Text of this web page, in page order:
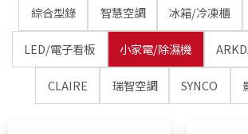
綜合型錄 智慧空調 冰箱/冷凍櫃
LED/電子看板 小家電/除濕機
CLAIRE 瑞智空調 SYNCO